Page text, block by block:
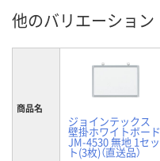
他のバリエーション
商品名
ジョインテックス
壁掛ホワイトボード
JM-4530 無地 1セッ
ト(3枚)（直送品）